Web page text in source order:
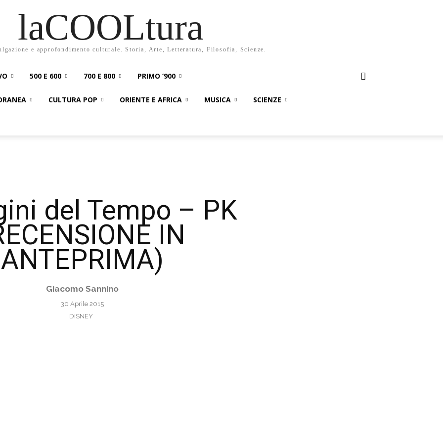
laCOOLtura
e approfondimento culturale. Storia, Arte, Letteratura, Filosofia, Scienze.
500 E 600 700 E 800 PRIMO ‘900
CULTURA POP ORIENTE E AFRICA MUSICA SCIENZE
del Tempo – PK
IN
ANTEPRIMA)
Giacomo Sannino
30 Aprile 2015
DISNEY